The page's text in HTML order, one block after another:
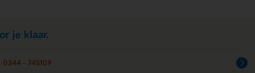
je klaar.
0344 - 745109